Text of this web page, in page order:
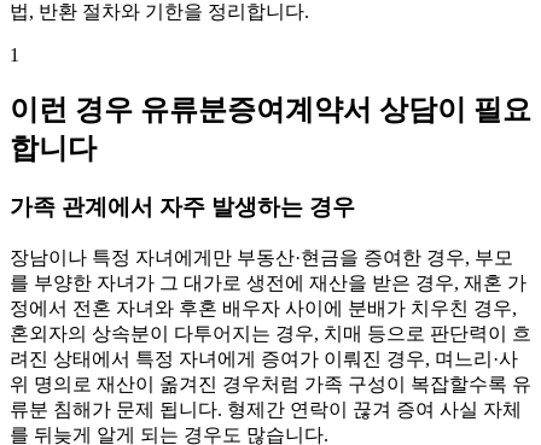
법, 반환 절차와 기한을 정리합니다.
1
이런 경우 유류분증여계약서 상담이 필요
합니다
가족 관계에서 자주 발생하는 경우
장남이나 특정 자녀에게만 부동산·현금을 증여한 경우, 부모
를 부양한 자녀가 그 대가로 생전에 재산을 받은 경우, 재혼 가
정에서 전혼 자녀와 후혼 배우자 사이에 분배가 치우친 경우,
혼외자의 상속분이 다투어지는 경우, 치매 등으로 판단력이 흐
려진 상태에서 특정 자녀에게 증여가 이뤄진 경우, 며느리·사
위 명의로 재산이 옮겨진 경우처럼 가족 구성이 복잡할수록 유
류분 침해가 문제 됩니다. 형제간 연락이 끊겨 증여 사실 자체
를 뒤늦게 알게 되는 경우도 많습니다.